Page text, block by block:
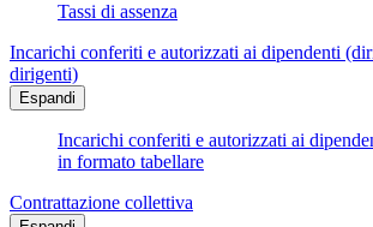
Tassi di assenza
Incarichi conferiti e autorizzati ai dipendenti
dirigenti)
Espandi
Incarichi conferiti e autorizzati ai
in formato tabellare
Contrattazione collettiva